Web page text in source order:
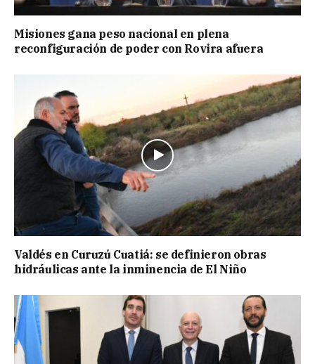
Misiones gana peso nacional en plena
reconfiguración de poder con Rovira afuera
Valdés en Curuzú Cuatiá: se definieron obras
hidráulicas ante la inminencia de El Niño